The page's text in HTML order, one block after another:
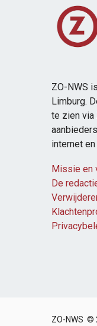
ZO-NWS
Limburg.
te zien
internet
Missie en
De
ZO-NWS ©